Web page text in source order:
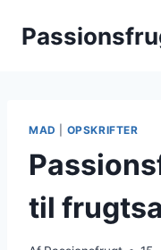
MAD OPSKRIFTER
til